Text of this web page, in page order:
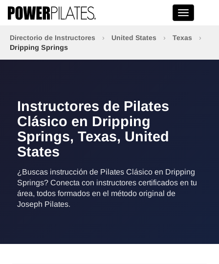
Toggle
Directorio de Instructores › United States › Texas
›
Dripping Springs
Instructores de Pilates
Clásico en Dripping
Springs, Texas, United
States
¿Buscas instrucción de Pilates Clásico en Dripping
Springs? Conecta con instructores certificados en tu
área, todos formados en el método original de
Joseph Pilates.